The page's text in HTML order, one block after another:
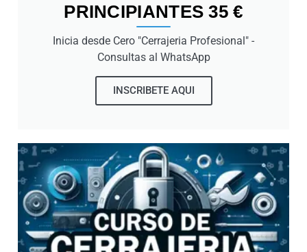
PRINCIPIANTES 35 €
Inicia desde Cero "Cerrajeria Profesional" -
Consultas al WhatsApp
INSCRIBETE AQUI